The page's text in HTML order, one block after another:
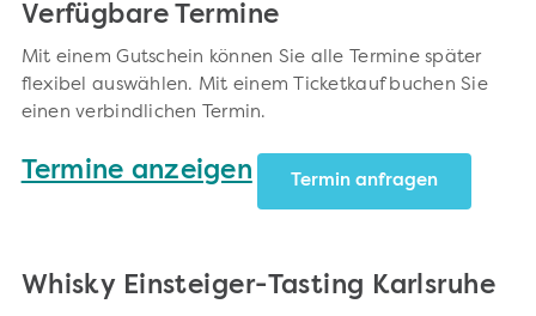
Verfügbare Termine
Mit einem Gutschein können Sie alle Termine später
flexibel auswählen. Mit einem Ticketkauf buchen Sie
einen verbindlichen Termin.
Termine anzeigen Termin anfragen
Whisky Einsteiger-Tasting Karlsruhe